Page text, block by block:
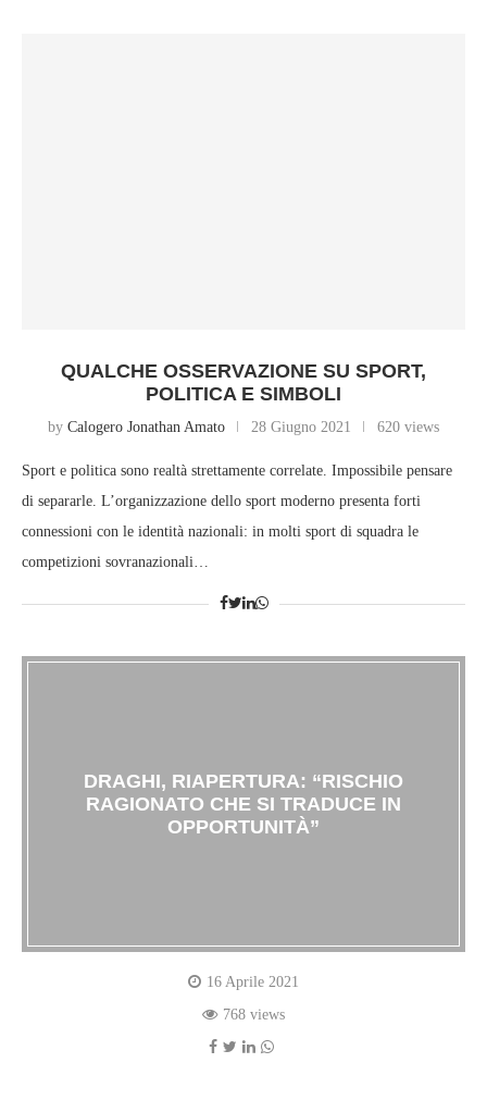
QUALCHE OSSERVAZIONE SU SPORT,
POLITICA E SIMBOLI
by Calogero Jonathan Amato 28 Giugno 2021 620 views
Sport e politica sono realtà strettamente correlate. Impossibile pensare
di separarle. L’organizzazione dello sport moderno presenta forti
connessioni con le identità nazionali: in molti sport di squadra le
competizioni sovranazionali…
DRAGHI, RIAPERTURA: “RISCHIO
RAGIONATO CHE SI TRADUCE IN
OPPORTUNITÀ”
16 Aprile 2021
768 views